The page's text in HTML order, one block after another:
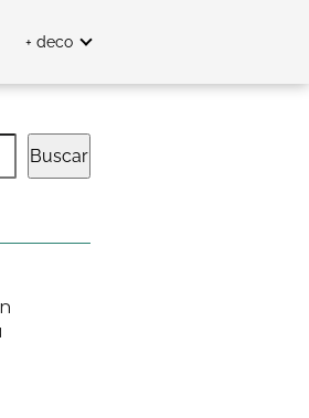
+ deco
Buscar